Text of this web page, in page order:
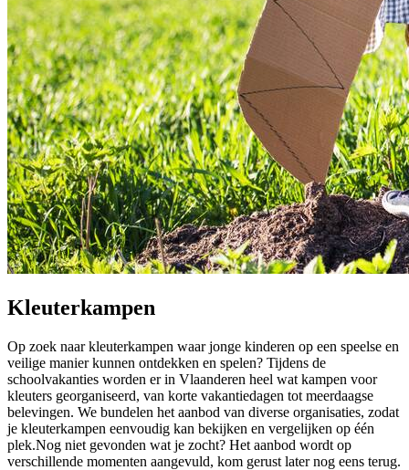
Kleuterkampen
Op zoek naar kleuterkampen waar jonge kinderen op een speelse en
veilige manier kunnen ontdekken en spelen? Tijdens de
schoolvakanties worden er in Vlaanderen heel wat kampen voor
kleuters georganiseerd, van korte vakantiedagen tot meerdaagse
belevingen. We bundelen het aanbod van diverse organisaties, zodat
je kleuterkampen eenvoudig kan bekijken en vergelijken op één
plek.Nog niet gevonden wat je zocht? Het aanbod wordt op
verschillende momenten aangevuld, kom gerust later nog eens terug.